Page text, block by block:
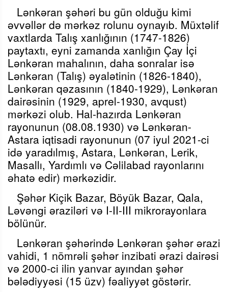
Lənkəran şəhəri bu gün olduğu kimi
əvvəllər də mərkəz rolunu oynayıb. Müxtəlif
vaxtlarda Talış xanlığının (1747-1826)
paytaxtı, eyni zamanda xanlığın Çay İçi
Lənkəran mahalının, daha sonralar isə
Lənkəran (Talış) əyalətinin (1826-1840),
Lənkəran qəzasının (1840-1929), Lənkəran
dairəsinin (1929, aprel-1930, avqust)
mərkəzi olub. Hal-hazırda Lənkəran
rayonunun (08.08.1930) və Lənkəran-
Astara iqtisadi rayonunun (07 iyul 2021-ci
idə yaradılmış, Astara, Lənkəran, Lerik,
Masallı, Yardımlı və Cəlilabad rayonlarını
əhatə edir) mərkəzidir.
Şəhər Kiçik Bazar, Böyük Bazar, Qala,
Ləvəngi əraziləri və I-II-III mikrorayonlara
bölünür.
Lənkəran şəhərində Lənkəran şəhər ərazi
vahidi, 1 nömrəli şəhər inzibati ərazi dairəsi
və 2000-ci ilin yanvar ayından şəhər
bələdiyyəsi (15 üzv) fəaliyyət göstərir.